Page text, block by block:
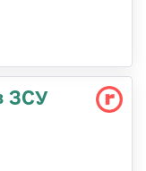
ЗСУ